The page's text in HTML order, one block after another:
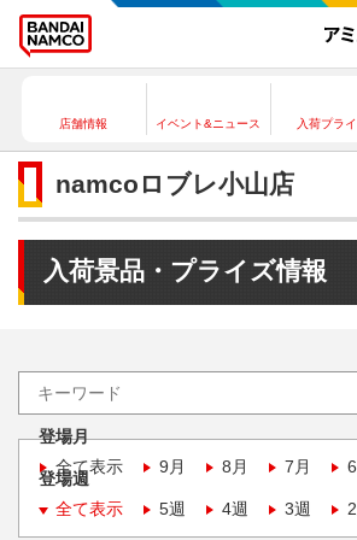
店舗情報 イベント&ニュース 入荷プラ
namcoロブレ小山店
入荷景品・プライズ情報
登場月
全て表示
9月 8月 7月
登場週
全て表示
5週 4週 3週